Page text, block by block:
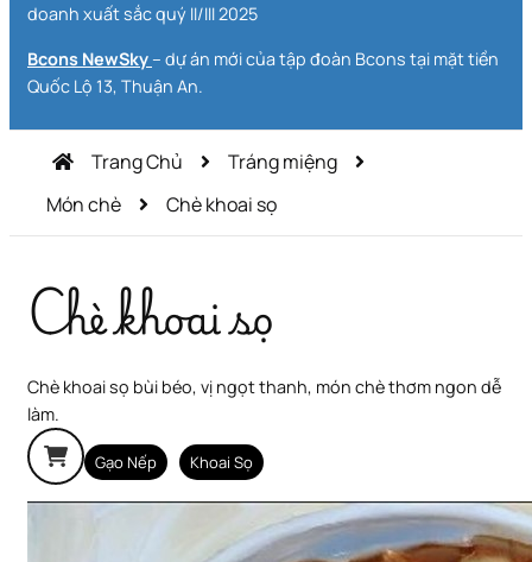
doanh xuất sắc quý II/III 2025
Bcons NewSky– dự án mới của tập đoàn Bcons tại mặt tiền
Quốc Lộ 13, Thuận An.
Trang Chủ
Tráng miệng
Món chè
Chè khoai sọ
Chè khoai sọ
Chè khoai sọ bùi béo, vị ngọt thanh, món chè thơm ngon dễ
làm.
Gạo Nếp Khoai Sọ